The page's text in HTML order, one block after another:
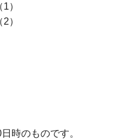
）
）
時のものです。